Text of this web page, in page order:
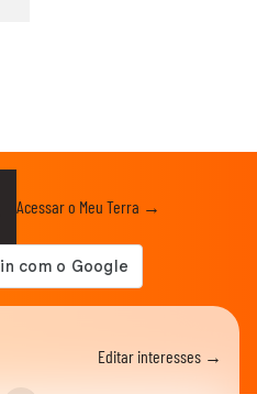
Acessar o Meu Terra →
Editar interesses →